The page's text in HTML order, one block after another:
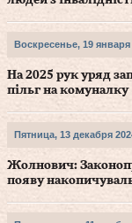
Воскресенье, 19 января
На 2025 рук уряд
пільг на комуналку
Пятница, 13 декабря
Жолнович:
появу